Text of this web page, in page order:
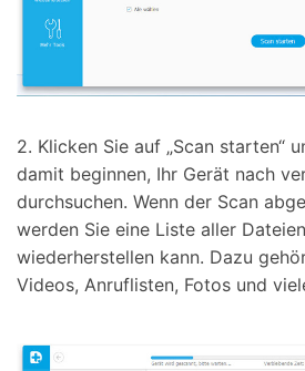
2. Klicken Sie auf „Scan starten“
damit beginnen, Ihr Gerät nach
durchsuchen. Wenn der Scan
werden Sie eine Liste aller
wiederherstellen kann. Dazu
Videos, Anruflisten, Fotos und